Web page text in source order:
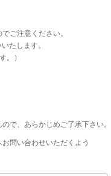
ご注意ください。
たします。
。）
で、あらかじめご了承下さい。
問い合わせいただくよう